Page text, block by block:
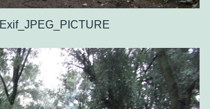
Exif_JPEG_PICTURE